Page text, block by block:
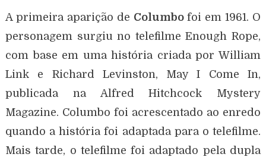
A primeira aparição de Columbofoi em 1961. O
personagem surgiu no telefilme Enough Rope,
com base em uma história criada por William
Link e Richard Levinston, May I Come In,
publicada na Alfred Hitchcock Mystery
Magazine. Columbo foi acrescentado ao enredo
quando a história foi adaptada para o telefilme.
Mais tarde, o telefilme foi adaptado pela dupla